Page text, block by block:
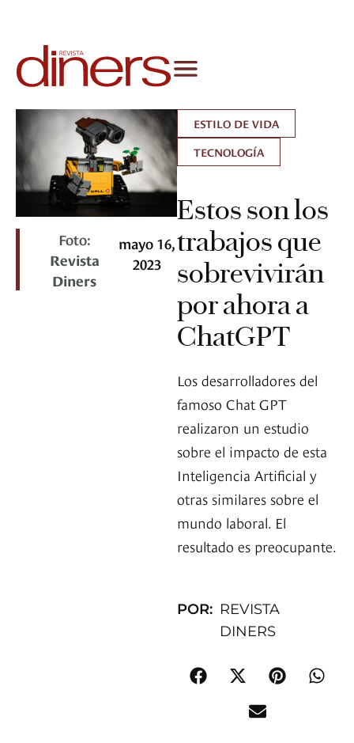
Foto:
Revista
Diners
mayo 16,
2023
ESTILO DE VIDA
TECNOLOGÍA
Estos son los
trabajos que
sobrevivirán
por ahora a
ChatGPT
Los desarrolladores del
famoso Chat GPT
realizaron un estudio
sobre el impacto de esta
Inteligencia Artificial y
otras similares sobre el
mundo laboral. El
resultado es preocupante.
POR: REVISTA
DINERS